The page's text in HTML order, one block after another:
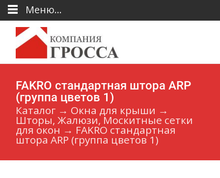
FAKRO стандартная штора ARP
(группа цветов 1)
Каталог → Окна для крыши →
Шторы, Жалюзи, Москитные сетки
для окон → FAKRO стандартная
штора ARP (группа цветов 1)
Меню...